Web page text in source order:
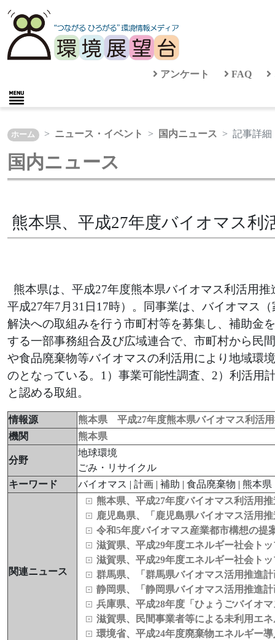
アンケート FAQ
ホーム ニュース・イベント 国内ニュース 記事詳細
国内ニュース
熊本県、平成27年度バイオマス利
熊本県は、平成27年度熊本県バイオマス利活用
平成27年7月31日17時）。同事業は、バイオマス
解決への取組みを行う市町村等を募集し、補助金
する一部事務組合及び広域連合で、市町村から民
や食品廃棄物等バイオマスの利活用により地域環
のとなっている。1）事業可能性調査、2）利活用
と認める取組。
情報源
熊本県 平成27年度熊本県バイオマス利活
機関
熊本県
分野
地球環境
ごみ・リサイクル
キーワード
バイオマス | 計画 | 補助 | 食品廃棄物 | 熊本
関連ニュース
熊本県、平成27年度バイオマス利活用
鹿児島県、「鹿児島県バイオマス活用
令和5年度バイオマス産業都市構想の提
滋賀県、平成29年度エネルギー社会ト
滋賀県、平成29年度エネルギー社会ト
群馬県、「群馬県バイオマス活用推進
静岡県、「静岡県バイオマス活用推進
兵庫県、平成28年度「ひょうごバイオ
滋賀県、民間事業者等による未利用エ
環境省、平成24年度廃棄物エネルギー